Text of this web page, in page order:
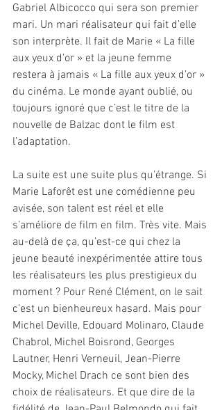
Gabriel Albicocco qui sera son premier
mari. Un mari réalisateur qui fait d’elle
son interprète. Il fait de Marie « La fille
aux yeux d’or » et la jeune femme
restera à jamais « La fille aux yeux d’or »
du cinéma. Le monde ayant oublié, ou
toujours ignoré que c’est le titre de la
nouvelle de Balzac dont le film est
l’adaptation.
La suite est une suite plus qu’étrange. Si
Marie Laforêt est une comédienne peu
avisée, son talent est réel et elle
s’améliore de film en film. Très vite. Mais
au-delà de ça, qu’est-ce qui chez la
jeune beauté inexpérimentée attire tous
les réalisateurs les plus prestigieux du
moment ? Pour René Clément, on le sait
c’est un bienheureux hasard. Mais pour
Michel Deville, Edouard Molinaro, Claude
Chabrol, Michel Boisrond, Georges
Lautner, Henri Verneuil, Jean-Pierre
Mocky, Michel Drach ce sont bien des
choix de réalisateurs. Et que dire de la